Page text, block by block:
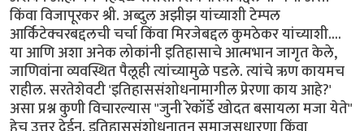
किंवा विजापूरकर श्री. अब्दुल अझीझ यांच्याशी टेम्पल
आर्किटेक्चरबद्दलची चर्चा किंवा मिरजेबद्दल कुमठेकर यांच्याशी....
या आणि अशा अनेक लोकांनी इतिहासाचे आत्मभान जागृत केले,
जाणिवांना व्यवस्थित पैलूही त्यांच्यामुळे पडले. त्यांचे ऋण कायमच
राहील. सरतेशेवटी 'इतिहाससंशोधनामागील प्रेरणा काय आहे?'
असा प्रश्न कुणी विचारल्यास "जुनी रेकॉर्डे खोदत बसायला मजा येते"